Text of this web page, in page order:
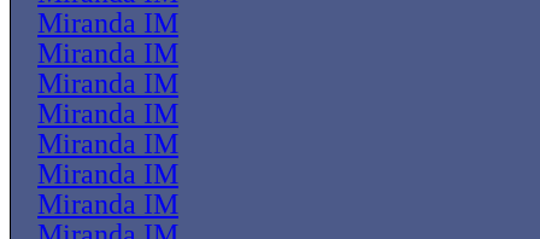
Miranda IM
Miranda IM
Miranda IM
Miranda IM
Miranda IM
Miranda IM
Miranda IM